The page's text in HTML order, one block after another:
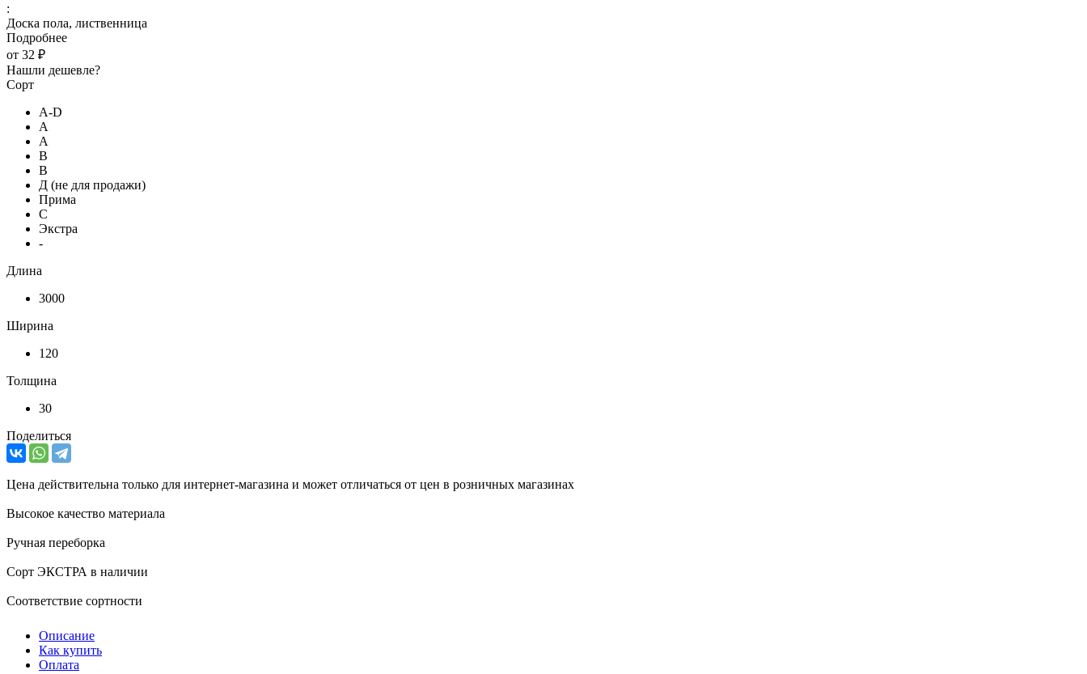
:
Доска пола, лиственница
Подробнее
от 32 ₽
Нашли дешевле?
Сорт
A-D
А
А
В
В
Д (не для продажи)
Прима
С
Экстра
-
Длина
3000
Ширина
120
Толщина
30
Поделиться
Цена действительна только для интернет-магазина и может отличаться от цен в розничных магазинах
Высокое качество материала
Ручная переборка
Сорт ЭКСТРА в наличии
Соответствие сортности
Описание
Как купить
Оплата